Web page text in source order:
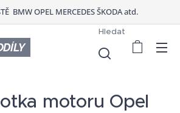
BMW OPEL MERCEDES ŠKODA atd.
Hledat
motoru Opel